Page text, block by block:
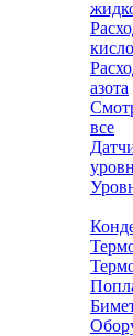
азота
все